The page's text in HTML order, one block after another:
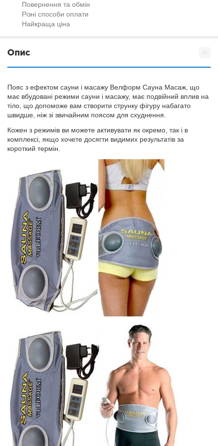
Повернення та обмін
Різні способи оплати
Найкраща ціна
Опис
Пояс з ефектом сауни і масажу Велформ Сауна Масаж, що
має вбудовані режими сауни і масажу, має подвійний вплив на
тіло, що допоможе вам створити струнку фігуру набагато
швидше, ніж зі звичайним поясом для схуднення.
Кожен з режимів ви можете активувати як окремо, так і в
комплексі, якщо хочете досягти видимих ​​результатів за
короткий термін.